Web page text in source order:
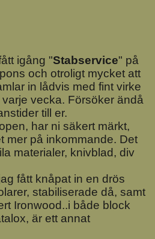
igång "Stabservice" på
och otroligt mycket att
in lådvis med fint virke
vecka. Försöker ändå
till er.
har ni säkert märkt,
mer på inkommande. Det
materialer, knivblad, div
fått knåpat in en drös
stabiliserade då, samt
Ironwood..i både block
är ett annat